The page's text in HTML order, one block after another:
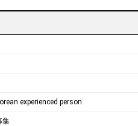
experienced person.
集